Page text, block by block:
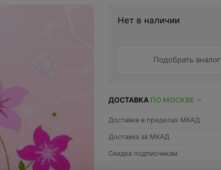
Нет в наличии
Подобрать аналог
ДОСТАВКА ПО МОСКВЕ
Доставка в пределах МКАД
Доставка за МКАД
Скидка подписчикам